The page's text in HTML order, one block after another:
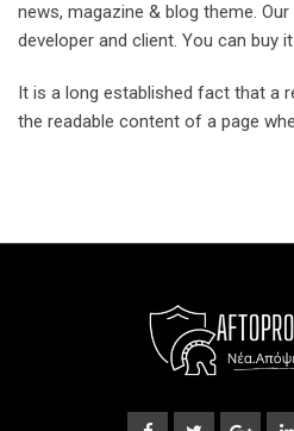
news, magazine & blog theme.
developer and client. You can buy
It is a long established fact that a
the readable content of a page